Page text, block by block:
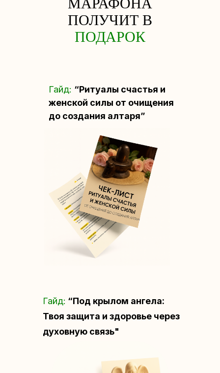
Гайд: “Под крылом ангела:
Твоя защита и здоровье через
духовную связь"
Гайд: “Ритуалы счастья и
женской силы от очищения
до создания алтаря”
ПОЛУЧИТ В
ПОДАРОК